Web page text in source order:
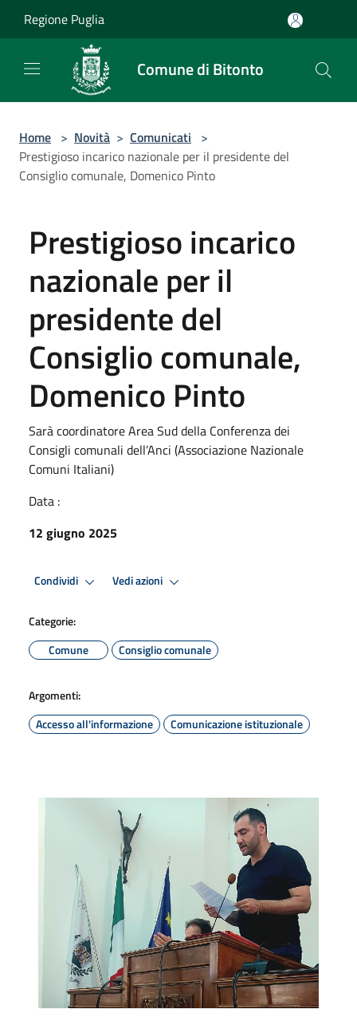
Regione Puglia
Comune di Bitonto
Home > Novità > Comunicati >
Prestigioso incarico nazionale per il presidente del
Consiglio comunale, Domenico Pinto
Prestigioso incarico
nazionale per il
presidente del
Consiglio comunale,
Domenico Pinto
Sarà coordinatore Area Sud della Conferenza dei
Consigli comunali dell’Anci (Associazione Nazionale
Comuni Italiani)
Data :
12 giugno 2025
Condividi Vedi azioni
Categorie:
Comune
Consiglio comunale
Argomenti:
Accesso all'informazione
Comunicazione istituzionale